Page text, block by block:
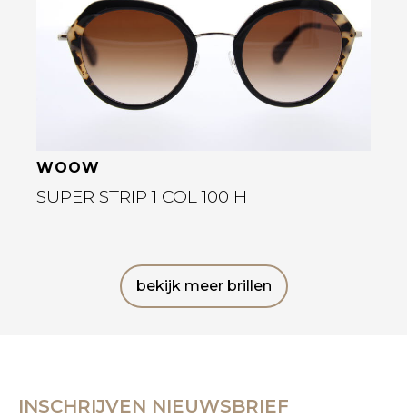
WOOW
SUPER STRIP 1 COL 100 H
bekijk meer brillen
INSCHRIJVEN NIEUWSBRIEF